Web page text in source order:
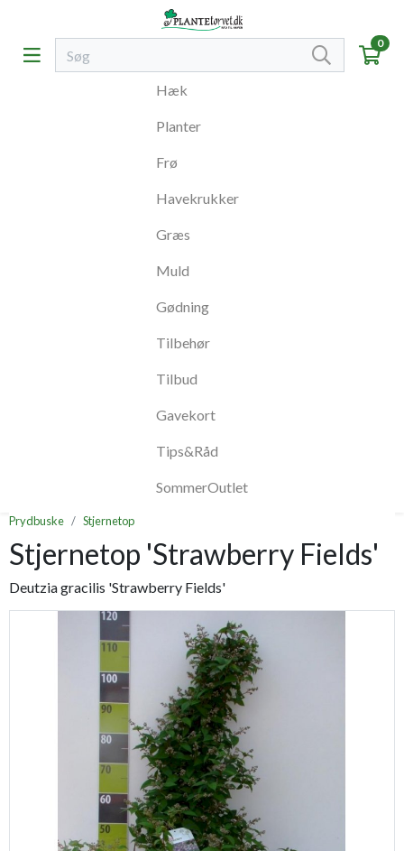
0
Hæk
Planter
Frø
Havekrukker
Græs
Muld
Gødning
Tilbehør
Tilbud
Gavekort
Tips&Råd
SommerOutlet
Prydbuske Stjernetop
Stjernetop 'Strawberry Fields'
Deutzia gracilis 'Strawberry Fields'